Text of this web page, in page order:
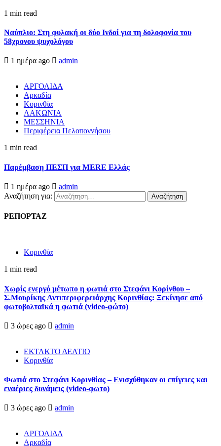
1 min read
Ναύπλιο: Στη φυλακή οι δύο Ινδοί για τη δολοφονία του
58χρονου ψυχολόγου
1 ημέρα ago admin
ΑΡΓΟΛΙΔΑ
Αρκαδία
Κορινθία
ΛΑΚΩΝΙΑ
ΜΕΣΣΗΝΙΑ
Περιφέρεια Πελοποννήσου
1 min read
Παρέμβαση ΠΕΣΠ για MERE Ελλάς
1 ημέρα ago
admin
Αναζήτηση για:
ΡΕΠΟΡΤΑΖ
Κορινθία
1 min read
Χωρίς ενεργό μέτωπο η φωτιά στο Στεφάνι Κορίνθου –
Σ.Μουρίκης Αντιπεριφερειάρχης Κορινθίας: Ξεκίνησε από
φωτοβολταϊκά η φωτιά (video-φώτο)
3 ώρες ago admin
ΕΚΤΑΚΤΟ ΔΕΛΤΙΟ
Κορινθία
Φωτιά στο Στεφάνι Κορινθίας – Ενισχύθηκαν οι επίγειες και
εναέριες δυνάμεις (video-φωτο)
3 ώρες ago admin
ΑΡΓΟΛΙΔΑ
Αρκαδία